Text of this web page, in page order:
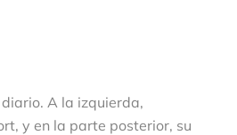
A la izquierda,
y en la parte posterior, su